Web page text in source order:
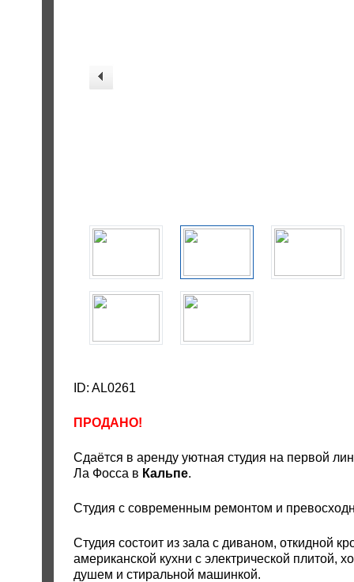
ID: AL0261
ПРОДАНО!
Сдаётся в аренду уютная студия на первой
Ла Фосса в Кальпе.
Студия с современным ремонтом и
Студия состоит из зала с диваном, откидной
американской кухни с электрической плитой,
душем и стиральной машинкой.